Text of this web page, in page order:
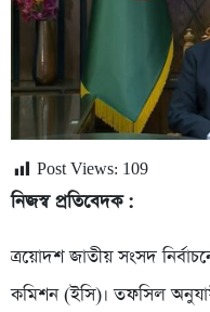
Post Views: 109
নিজস্ব প্রতিবেদক :
ত্রয়োদশ জাতীয় সংসদ
কমিশন (ইসি)। তফসিল